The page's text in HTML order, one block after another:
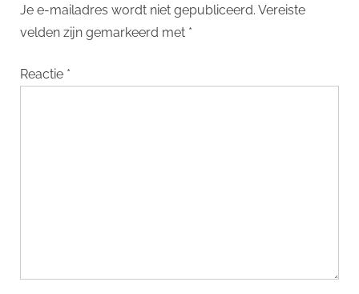
Je e-mailadres wordt niet gepubliceerd. Vereiste
velden zijn gemarkeerd met *
Reactie *